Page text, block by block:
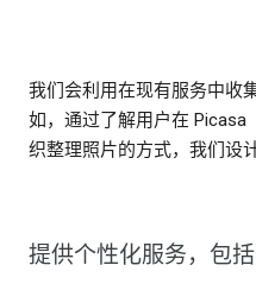
我们会利用在现有服务中收
如，通过了解用户在 Picasa
织整理照片的方式，我们设
提供个性化服务，包